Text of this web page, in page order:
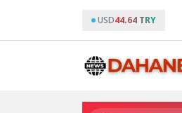
USD44.64 TRY